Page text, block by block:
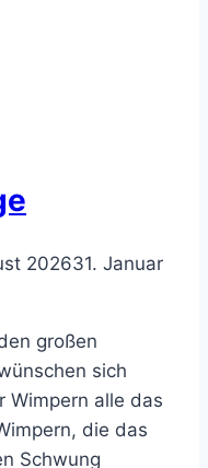
202631. Januar
großen
sich
Wimpern alle das
die das
Schwung